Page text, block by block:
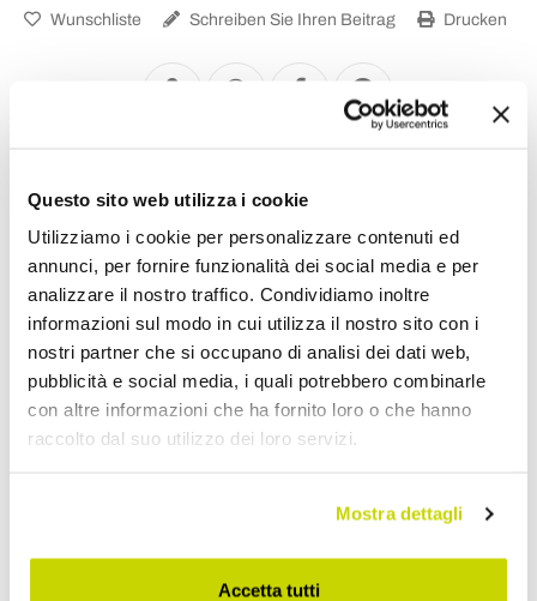
Questo sito web utilizza i cookie
Utilizziamo i cookie per personalizzare contenuti ed
annunci, per fornire funzionalità dei social media e per
analizzare il nostro traffico. Condividiamo inoltre
informazioni sul modo in cui utilizza il nostro sito con i
nostri partner che si occupano di analisi dei dati web,
pubblicità e social media, i quali potrebbero combinarle
con altre informazioni che ha fornito loro o che hanno
raccolto dal suo utilizzo dei loro servizi.
Mostra dettagli
Accetta tutti
Wunschliste Schreiben Sie Ihren Beitrag Drucken
Design Küchenhocker